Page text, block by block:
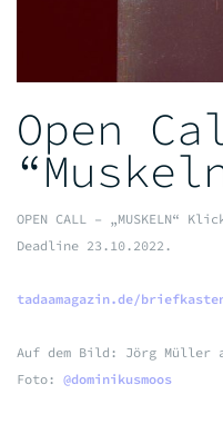
Open
OPEN CALL –
Deadline 23.10.2022.
tadaamagazin.de/
Auf dem Bild: Jörg Müller
Foto: @dominikusmoos